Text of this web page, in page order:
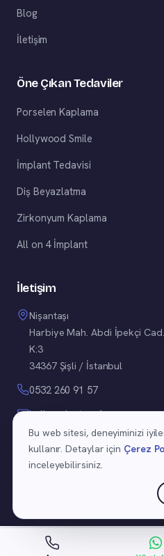
Blog
İletişim
Öne Çıkan Tedaviler
Porselen Kaplama
Hollywood Smile
İmplant Tedavisi
Diş Beyazlatma
Zirkonyum Kaplama
All on 4 İmplant
İletişim
Nişantaşı
Harbiye Mah. Abdi İpekçi
K:3
34367 Şişli / İstanbul
0532 260 91 57
hello@doctorafra.com
Uzm. Dr. Afra Eda
Çerez Politikası
Bu web sitesi, deneyiminizi
kullanır. Detaylar için Çerez
inceleyebilirsiniz.